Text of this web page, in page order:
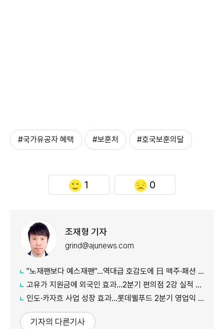
#국가유공자 혜택 #보훈처 #호국보훈의달
1 0
조재형 기자
grind@ajunews.com
"노재팬보다 예스재팬"…역대급 호감도에 日 맥주·패션 '날개'
고유가 지원금에 외국인 효과…2분기 편의점 2강 실적 날았다
인도·카자흐 사업 성장 효과…롯데웰푸드 2분기 영업익 89%↑
기자의 다른기사